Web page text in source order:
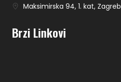
Maksimirska 94, 1. kat, Zagreb
Brzi Linkovi